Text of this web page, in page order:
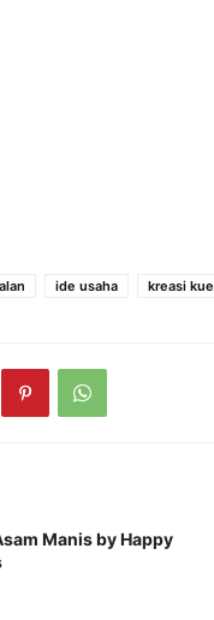
ide usaha kreasi kue
Manis by Happy